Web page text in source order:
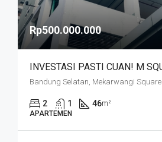
Rp500.000.000
Bandung Selatan, Mekarwangi Square
2 1 46m²
APARTEMEN